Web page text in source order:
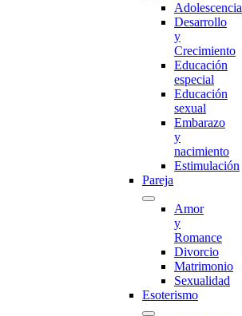
Adolescencia
Desarrollo
y
Crecimiento
Educación
especial
Educación
sexual
Embarazo
y
nacimiento
Estimulación
Pareja
Amor
y
Romance
Divorcio
Matrimonio
Sexualidad
Esoterismo